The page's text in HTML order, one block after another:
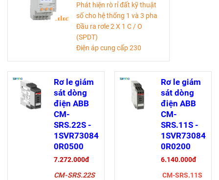
Phát hiện rò rỉ đất kỹ thuật
số cho hệ thống 1 và 3 pha
Đầu ra rơle 2 X 1 C / O
(SPDT)
Điện áp cung cấp 230
Lắp thanh ray DIN
Chứng nhận CE
Tài liệu kỹ thuật
Rơ le giám
sát dòng
điện ABB
CM-
SRS.22S -
1SVR73084
0R0500
7.272.000đ
CM-SRS.22S
Rơ le giám
sát dòng
điện ABB
CM-
SRS.11S -
1SVR73084
0R0200
6.140.000đ
CM-SRS.11S